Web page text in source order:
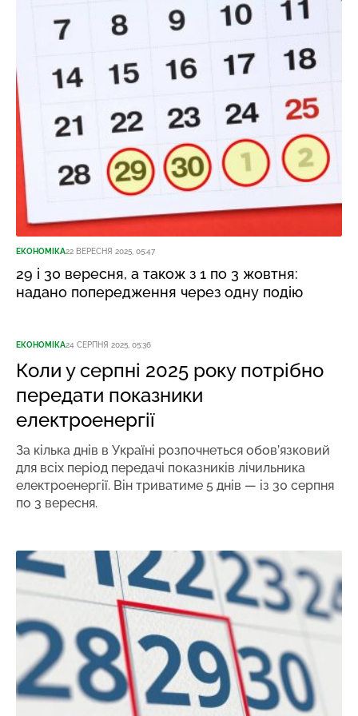
ЕКОНОМІКА22 ВЕРЕСНЯ 2025, 05:47
29 і 30 вересня, а також з 1 по 3 жовтня:
надано попередження через одну подію
ЕКОНОМІКА24 СЕРПНЯ 2025, 05:36
Коли у серпні 2025 року потрібно
передати показники
електроенергії
За кілька днів в Україні розпочнеться обов’язковий
для всіх період передачі показників лічильника
електроенергії. Він триватиме 5 днів — із 30 серпня
по 3 вересня.